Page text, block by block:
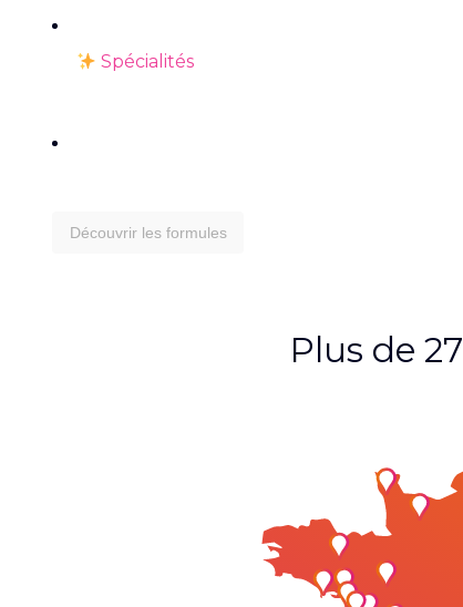
Spécialités
Découvrir les formules
Plus de